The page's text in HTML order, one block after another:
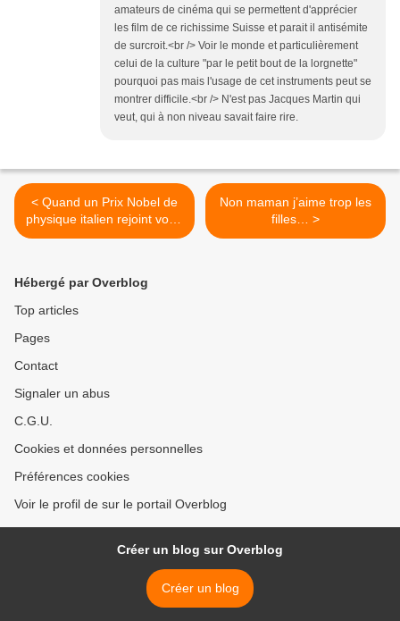
amateurs de cinéma qui se permettent d'apprécier
les film de ce richissime Suisse et parait il antisémite
de surcroit.<br /> Voir le monde et particulièrement
celui de la culture "par le petit bout de la lorgnette"
pourquoi pas mais l'usage de cet instruments peut se
montrer difficile.<br /> N'est pas Jacques Martin qui
veut, qui à non niveau savait faire rire.
< Quand un Prix Nobel de
physique italien rejoint votre
serviteur dans la sobriété
Non maman j’aime trop les
filles… >
Hébergé par Overblog
Top articles
Pages
Contact
Signaler un abus
C.G.U.
Cookies et données personnelles
Préférences cookies
Voir le profil de sur le portail Overblog
Créer un blog sur Overblog
Créer un blog